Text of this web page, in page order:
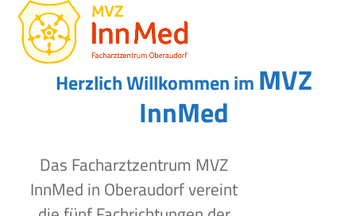
Skip
content
Open
mobile
menu
Close
mobile
menu
Herzlich Willkommen im MVZ
InnMed
Das Facharztzentrum MVZ
InnMed in Oberaudorf vereint